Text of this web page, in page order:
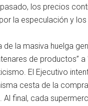
los precios
la especulación y
de la masiva huelga
de productos”
El Ejecutivo
cesta de la
Al final, cada